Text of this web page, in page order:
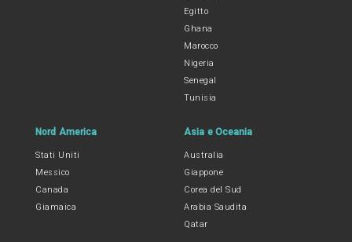
Egitto
Ghana
Marocco
Nigeria
Senegal
Tunisia
Nord America
Stati Uniti
Messico
Canada
Giamaica
Asia e Oceania
Australia
Giappone
Corea del Sud
Arabia Saudita
Qatar